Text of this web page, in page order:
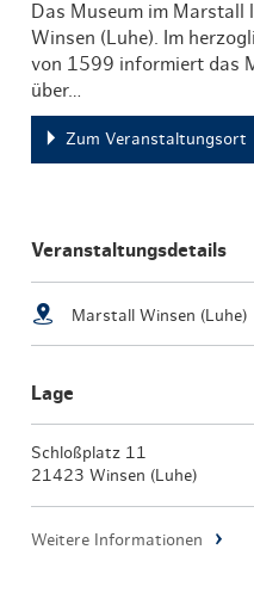
Das Museum im Marstall
Winsen (Luhe). Im
von 1599 informiert das
über…
Zum Veranstaltungsort
Veranstaltungsdetails
Marstall Winsen (Luhe)
Lage
Schloßplatz 11
21423 Winsen (Luhe)
Weitere Informationen